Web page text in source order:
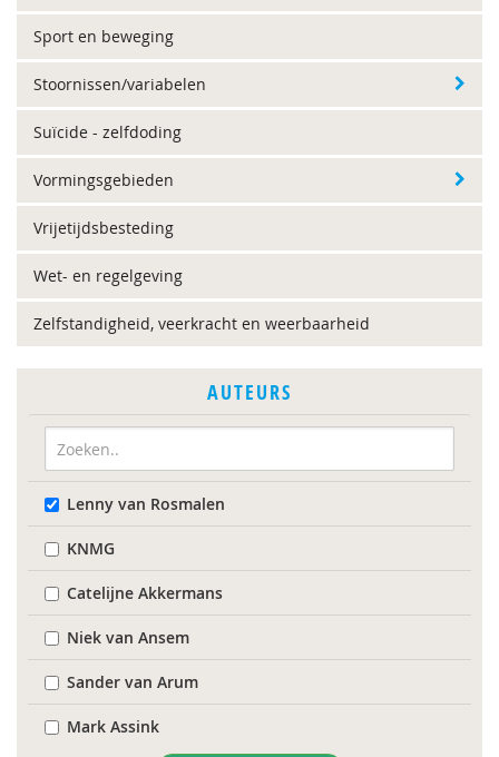
Sport en beweging
Stoornissen/variabelen
Suïcide - zelfdoding
Vormingsgebieden
Vrijetijdsbesteding
Wet- en regelgeving
Zelfstandigheid, veerkracht en weerbaarheid
AUTEURS
Lenny van Rosmalen
KNMG
Catelijne Akkermans
Niek van Ansem
Sander van Arum
Mark Assink